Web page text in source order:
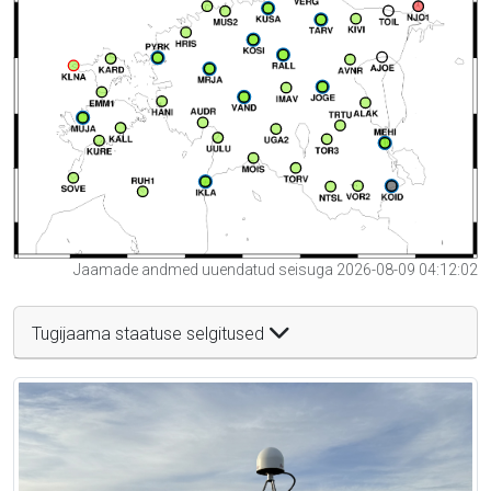
Jaamade andmed uuendatud seisuga 2026-08-09 04:12:02
Tugijaama staatuse selgitused